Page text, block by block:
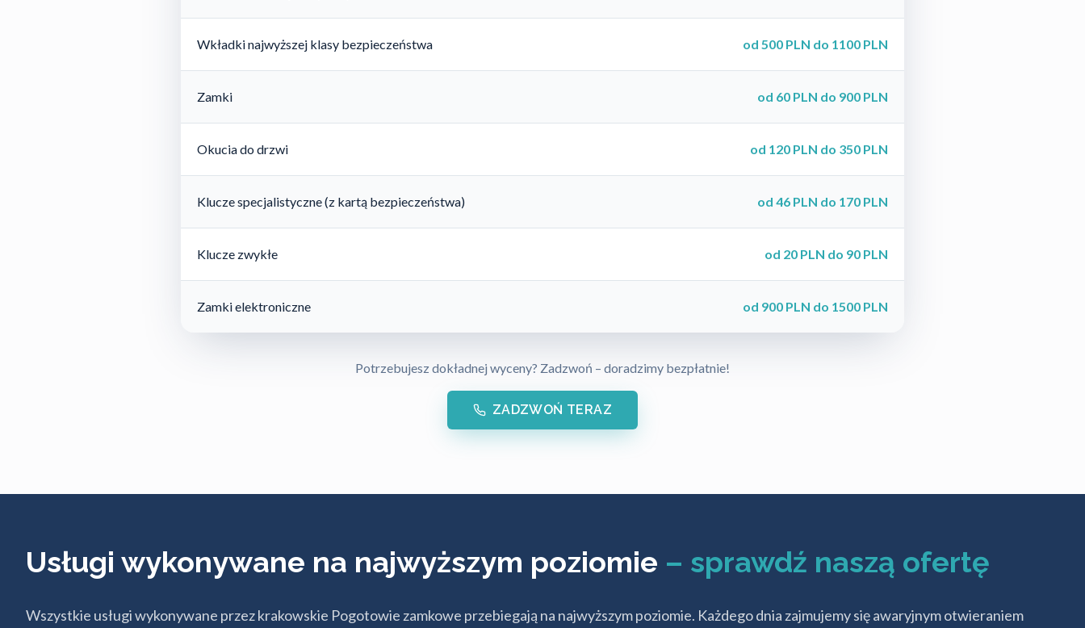
Wkładki najwyższej klasy bezpieczeństwa od 500 PLN do 1100 PLN
Zamki od 60 PLN do 900 PLN
Okucia do drzwi od 120 PLN do 350 PLN
Klucze specjalistyczne (z kartą bezpieczeństwa) od 46 PLN do 170 PLN
Klucze zwykłe od 20 PLN do 90 PLN
Zamki elektroniczne od 900 PLN do 1500 PLN
Potrzebujesz dokładnej wyceny? Zadzwoń – doradzimy bezpłatnie!
ZADZWOŃ TERAZ
Usługi wykonywane na najwyższym poziomie – sprawdź naszą ofertę
Wszystkie usługi wykonywane przez krakowskie Pogotowie zamkowe przebiegają na najwyższym poziomie. Każdego dnia zajmujemy się awaryjnym otwieraniem